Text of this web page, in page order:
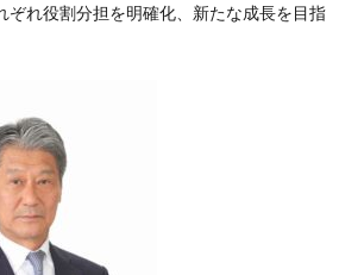
ぞれ役割分担を明確化、新たな成長を目指